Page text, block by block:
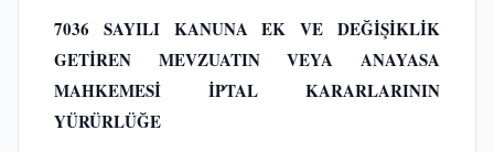
7036 SAYILI KANUNA EK VE DEĞİŞİKLİK
GETİREN MEVZUATIN VEYA ANAYASA
MAHKEMESİ İPTAL KARARLARININ
YÜRÜRLÜĞE